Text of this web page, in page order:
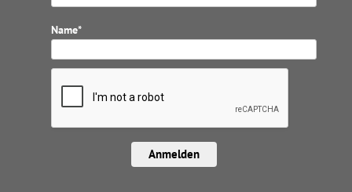
Name*
Anmelden